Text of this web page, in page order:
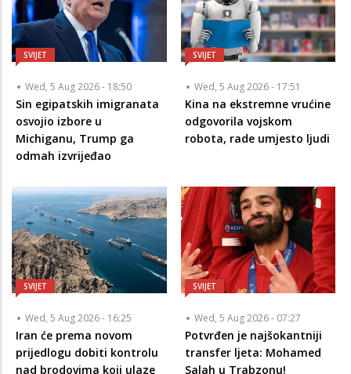
SVIJET
Wed, 5 Aug 2026 - 18:50
Sin egipatskih imigranata
osvojio izbore u
Michiganu, Trump ga
odmah izvrijeđao
SVIJET
Wed, 5 Aug 2026 - 17:51
Kina na ekstremne vrućine
odgovorila vojskom
robota, rade umjesto ljudi
SVIJET
Wed, 5 Aug 2026 - 16:25
Iran će prema novom
prijedlogu dobiti kontrolu
nad brodovima koji ulaze
SVIJET
Wed, 5 Aug 2026 - 07:27
Potvrđen je najšokantniji
transfer ljeta: Mohamed
Salah u Trabzonu!